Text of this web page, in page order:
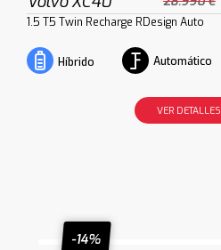
1.5 T5 Twin Recharge RDesign Auto
Híbrido Automático
VER DETALLES
-14%